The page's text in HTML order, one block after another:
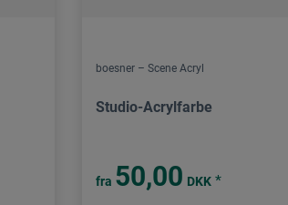
boesner – Scene Acryl
Studio-Acrylfarbe
fra 50,00 DKK *